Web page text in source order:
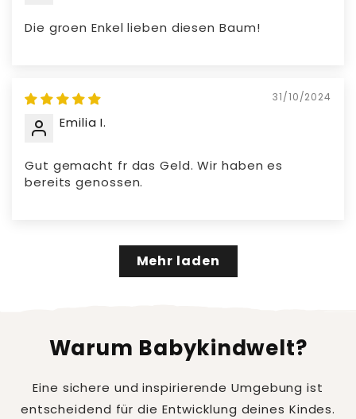
Die groen Enkel lieben diesen Baum!
31/10/2024
Emilia I.
Gut gemacht fr das Geld. Wir haben es
bereits genossen.
Mehr laden
Warum Babykindwelt?
Eine sichere und inspirierende Umgebung ist
entscheidend für die Entwicklung deines Kindes.